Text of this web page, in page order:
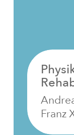
Franz